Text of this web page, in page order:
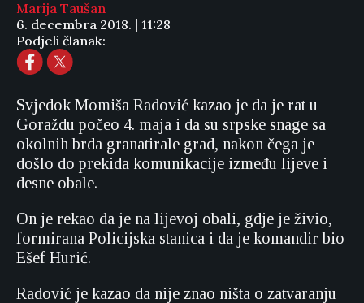
Marija Taušan
6. decembra 2018. | 11:28
Podjeli članak:
Svjedok Momiša Radović kazao je da je rat u
Goraždu počeo 4. maja i da su srpske snage sa
okolnih brda granatirale grad, nakon čega je
došlo do prekida komunikacije između lijeve i
desne obale.
On je rekao da je na lijevoj obali, gdje je živio,
formirana Policijska stanica i da je komandir bio
Ešef Hurić.
Radović je kazao da nije znao ništa o zatvaranju